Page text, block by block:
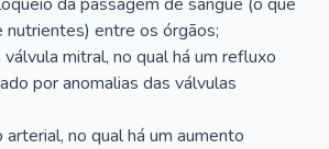
nutrientes) entre os órgãos;
mitral, no qual há um refluxo
por anomalias das válvulas
no qual há um aumento